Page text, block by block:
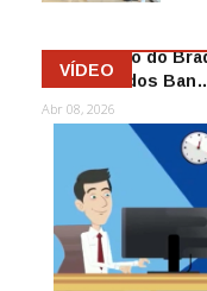
Funcionário do
Sindicato dos
Abr 08, 2026
VÍDEO